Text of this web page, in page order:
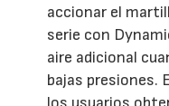
accionar el
serie con
aire adicional
bajas presiones.